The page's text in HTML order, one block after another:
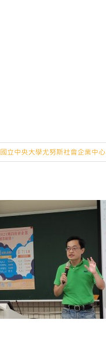
國立中央大學尤努斯社會企業中心